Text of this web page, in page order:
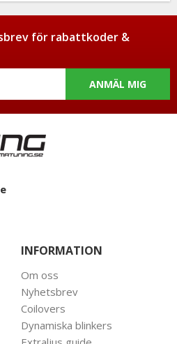
för rabattkoder &
ANMÄL MIG
INFORMATION
Om oss
Nyhetsbrev
Coilovers
Dynamiska blinkers